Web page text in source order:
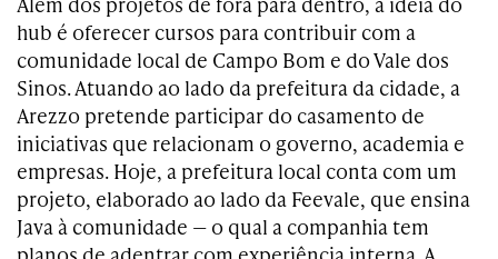
hub é oferecer cursos para contribuir com a
comunidade local de Campo Bom e do Vale dos
Sinos. Atuando ao lado da prefeitura da cidade, a
Arezzo pretende participar do casamento de
iniciativas que relacionam o governo, academia e
empresas. Hoje, a prefeitura local conta com um
projeto, elaborado ao lado da Feevale, que ensina
Java à comunidade — o qual a companhia tem